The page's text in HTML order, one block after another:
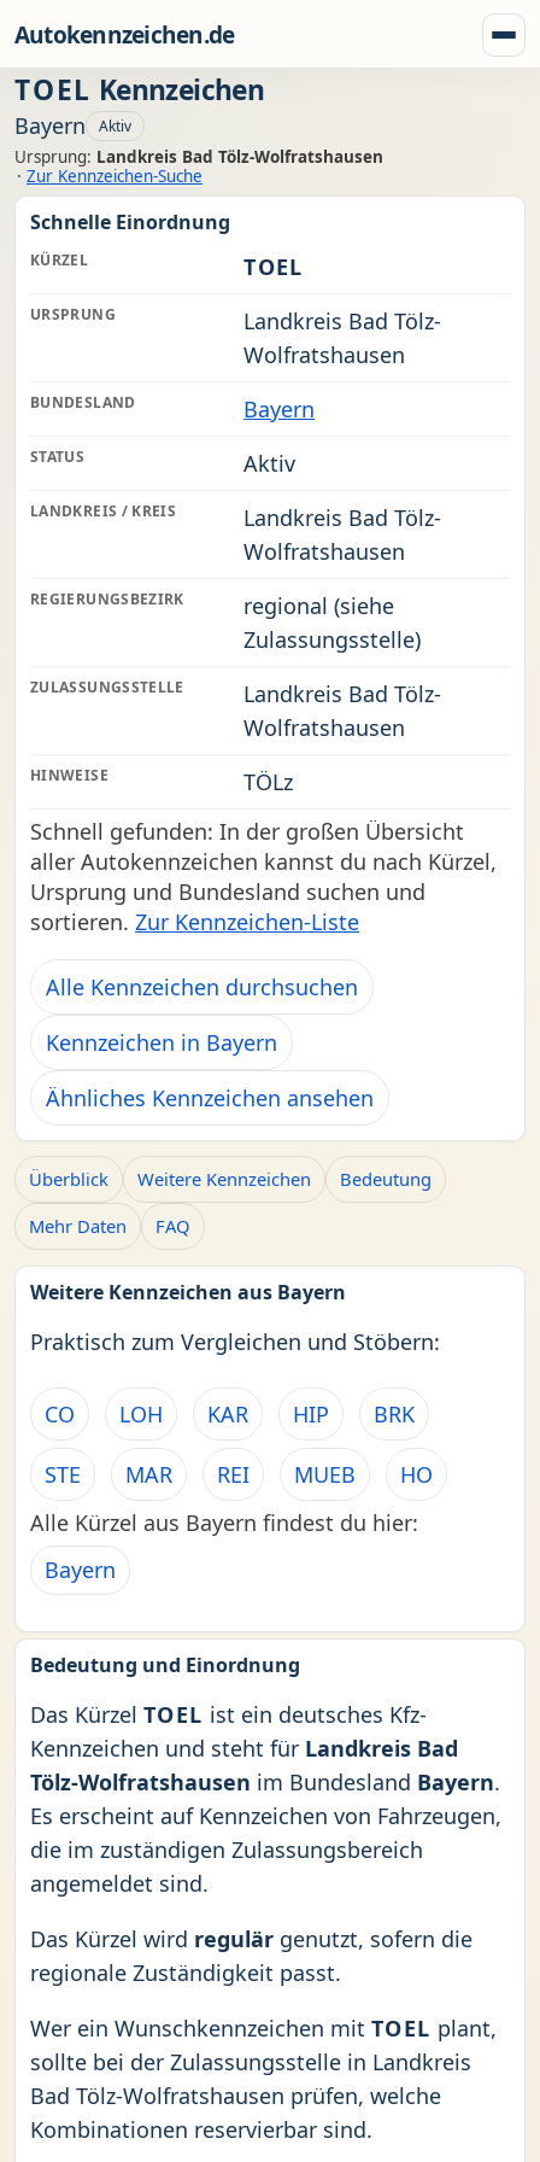
Autokennzeichen.de
TOEL Kennzeichen
Bayern Aktiv
Ursprung: Landkreis Bad Tölz-Wolfratshausen
· Zur Kennzeichen-Suche
Schnelle Einordnung
KÜRZEL TOEL
URSPRUNG
Landkreis Bad Tölz-
Wolfratshausen
BUNDESLAND Bayern
STATUS Aktiv
LANDKREIS / KREIS
Landkreis Bad Tölz-
Wolfratshausen
REGIERUNGSBEZIRK
regional (siehe
Zulassungsstelle)
ZULASSUNGSSTELLE
Landkreis Bad Tölz-
Wolfratshausen
HINWEISE
TÖLz
Schnell gefunden: In der großen Übersicht
aller Autokennzeichen kannst du nach Kürzel,
Ursprung und Bundesland suchen und
sortieren. Zur Kennzeichen-Liste
Alle Kennzeichen durchsuchen
Kennzeichen in Bayern
Ähnliches Kennzeichen ansehen
Überblick Weitere Kennzeichen
Bedeutung
Mehr Daten
FAQ
Weitere Kennzeichen aus Bayern
Praktisch zum Vergleichen und Stöbern:
CO LOH KAR HIP BRK
STE MAR REI MUEB
HO
Alle Kürzel aus Bayern findest du hier:
Bayern
Bedeutung und Einordnung
Das Kürzel TOEL ist ein deutsches Kfz-
Kennzeichen und steht für Landkreis Bad
Tölz-Wolfratshausen im Bundesland Bayern.
Es erscheint auf Kennzeichen von Fahrzeugen,
die im zuständigen Zulassungsbereich
angemeldet sind.
Das Kürzel wird regulär genutzt, sofern die
regionale Zuständigkeit passt.
Wer ein Wunschkennzeichen mit TOEL plant,
sollte bei der Zulassungsstelle in Landkreis
Bad Tölz-Wolfratshausen prüfen, welche
Kombinationen reservierbar sind.